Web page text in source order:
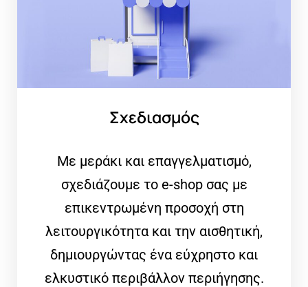
Σχεδιασμός
Με μεράκι και επαγγελματισμό,
σχεδιάζουμε το e-shop σας με
επικεντρωμένη προσοχή στη
λειτουργικότητα και την αισθητική,
δημιουργώντας ένα εύχρηστο και
ελκυστικό περιβάλλον περιήγησης.